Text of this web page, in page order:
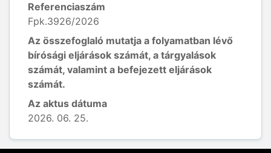
Referenciaszám
Fpk.3926/2026
Az összefoglaló mutatja a folyamatban lévő
bírósági eljárások számát, a tárgyalások
számát, valamint a befejezett eljárások
számát.
Az aktus dátuma
2026. 06. 25.